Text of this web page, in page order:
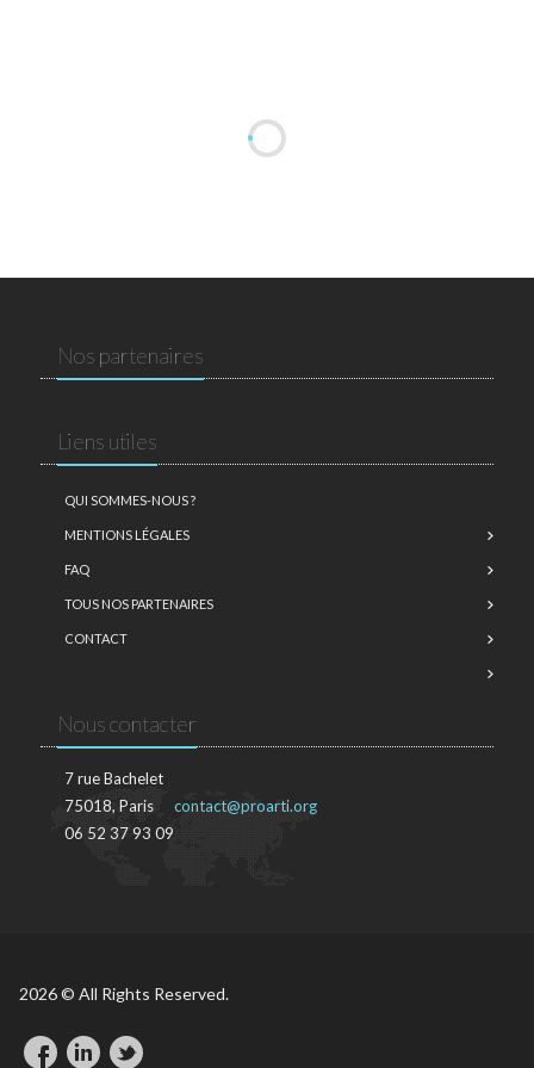
Nos partenaires
Liens utiles
QUI SOMMES-NOUS ?
MENTIONS LÉGALES
FAQ
TOUS NOS PARTENAIRES
CONTACT
Nous contacter
7 rue Bachelet
75018, Paris
06 52 37 93 09
contact@proarti.org
2026 © All Rights Reserved.